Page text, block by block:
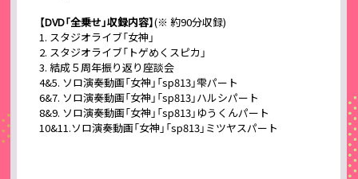
【DVD「全乗せ」収録内容】(※ 約90分収録)
1. スタジオライブ「女神」
2. スタジオライブ「トゲめくスピカ」
3. 結成５周年振り返り座談会
4&5. ソロ演奏動画「女神」「sp813」雫パート
6&7. ソロ演奏動画「女神」「sp813」ハルシパート
8&9. ソロ演奏動画「女神」「sp813」ゆうくんパート
10&11.ソロ演奏動画「女神」「sp813」ミツヤスパート